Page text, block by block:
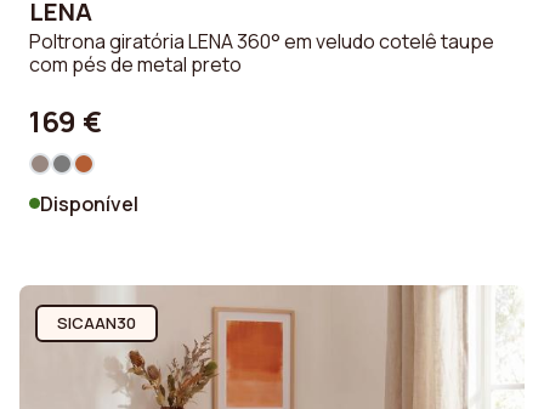
LENA
Poltrona giratória LENA 360° em veludo cotelê taupe
com pés de metal preto
169 €
Disponível
SICAAN30